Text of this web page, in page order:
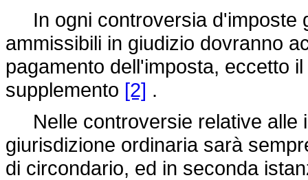
In ogni controversia d'imposte
ammissibili in giudizio dovranno
pagamento dell'imposta, eccetto
supplemento [2] .
Nelle controversie relative alle
giurisdizione ordinaria sarà
di circondario, ed in seconda